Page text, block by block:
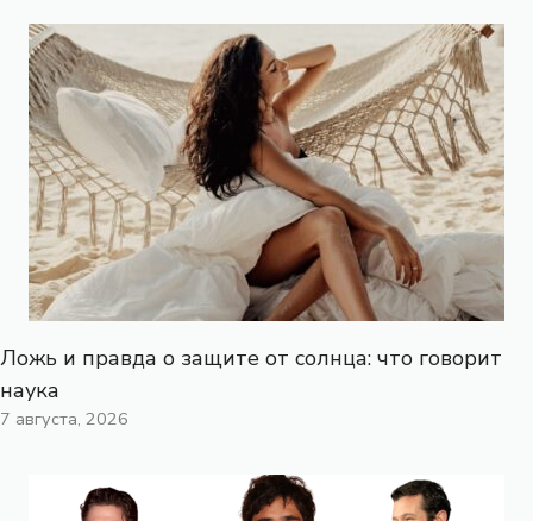
Ложь и правда о защите от солнца: что говорит
наука
7 августа, 2026